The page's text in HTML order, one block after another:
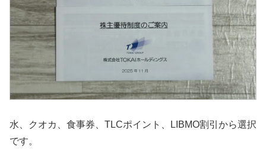
水、クオカ、食事券、TLCポイント、LIBMO割引から選択
です。